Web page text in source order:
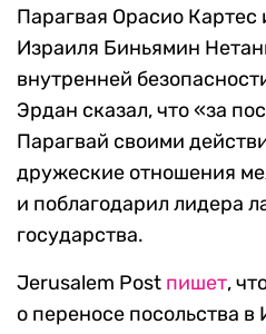
Парагвая Орасио
Израиля Биньямин
внутренней
Эрдан сказал, что «за
Парагвай своими
дружеские отношения
и поблагодарил лидера
государства.
Jerusalem Post пишет,
о переносе посольства